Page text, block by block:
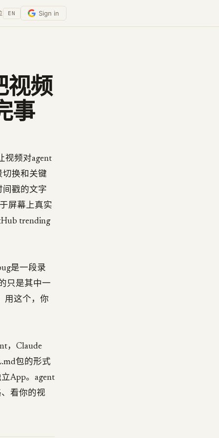
EN Sign in
视频
事
视频对agent
切换和关键
间戳的文字
屏幕上真实
trending
是一段录
只是其中一
用这个，你
，Claude
包的形式
App。agent
看你的视